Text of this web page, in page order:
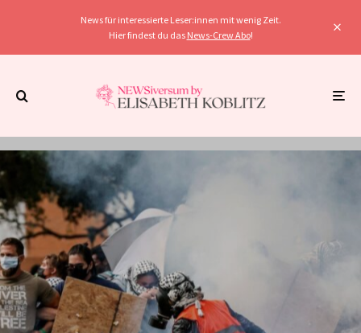
News für interessierte Leser:innen mit wenig Zeit.
Hier findest du das News-Crew Abo!